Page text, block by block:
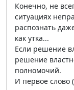
Конечно, не
ситуациях
распознать
как утка...
Если решение
решение
полномочий.
И первое слово